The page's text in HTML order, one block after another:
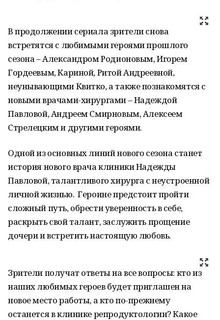
В продолжении сериала зрители снова
встретятся с любимыми героями прошлого
сезона – Александром Родионовым, Игорем
Гордеевым, Кариной, Ритой Андреевной,
неунывающими Квитко, а также познакомятся с
новыми врачами-хирургами – Надеждой
Павловой, Андреем Смирновым, Алексеем
Стрелецким и другими героями.
Одной из основных линий нового сезона станет
история нового врача клиники Надежды
Павловой, талантливого хирурга с неустроенной
личной жизнью. Героине предстоит пройти
сложный путь, обрести уверенность в себе,
раскрыть свой талант, заслужить прощение
дочери и встретить настоящую любовь.
Зрители получат ответы на все вопросы: кто из
наших любимых героев будет приглашен на
новое место работы, а кто по-прежнему
останется в клинике репродуктологии? Какое